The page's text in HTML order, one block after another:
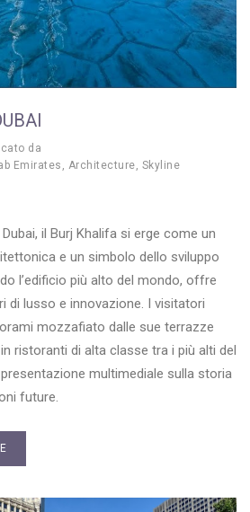
da
Emirates , Architecture, Skyline
il Burj Khalifa si erge come un
e un simbolo dello sviluppo
l’edificio più alto del mondo, offre
di lusso e innovazione. I visitatori
mozzafiato dalle sue terrazze
ristoranti di alta classe tra i più alti del
multimediale sulla storia
future.